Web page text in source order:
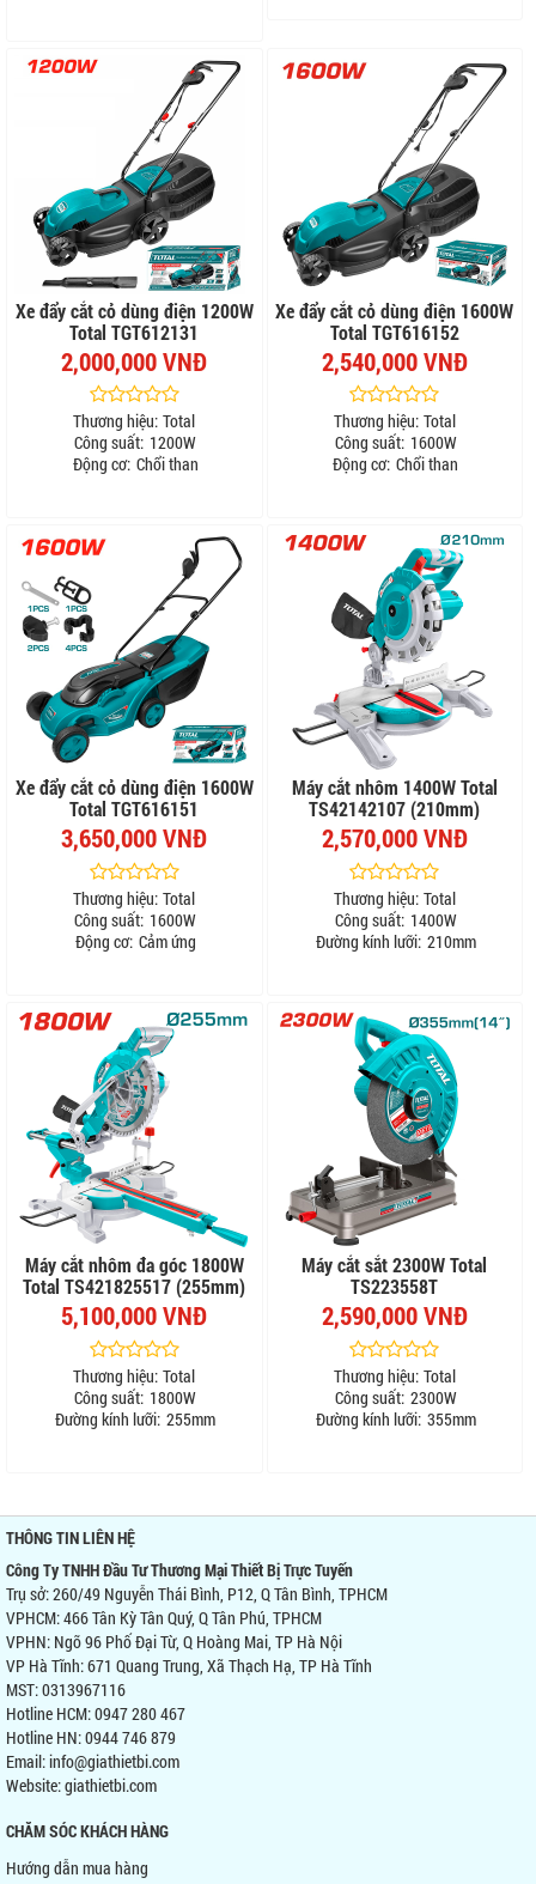
Xe đẩy cắt cỏ dùng điện 1200W
Total TGT612131
2,000,000 VNĐ
Thương hiệu: Total
Công suất: 1200W
Động cơ: Chổi than
Xe đẩy cắt cỏ dùng điện 1600W
Total TGT616152
2,540,000 VNĐ
Thương hiệu: Total
Công suất: 1600W
Động cơ: Chổi than
Xe đẩy cắt cỏ dùng điện 1600W
Total TGT616151
3,650,000 VNĐ
Thương hiệu: Total
Công suất: 1600W
Động cơ: Cảm ứng
Máy cắt nhôm 1400W Total
TS42142107 (210mm)
2,570,000 VNĐ
Thương hiệu: Total
Công suất: 1400W
Đường kính lưỡi: 210mm
Máy cắt nhôm đa góc 1800W
Total TS421825517 (255mm)
5,100,000 VNĐ
Thương hiệu: Total
Công suất: 1800W
Đường kính lưỡi: 255mm
Máy cắt sắt 2300W Total
TS223558T
2,590,000 VNĐ
Thương hiệu: Total
Công suất: 2300W
Đường kính lưỡi: 355mm
THÔNG TIN LIÊN HỆ
Công Ty TNHH Đầu Tư Thương Mại Thiết Bị Trực Tuyến
Trụ sở: 260/49 Nguyễn Thái Bình, P12, Q Tân Bình, TPHCM
VPHCM: 466 Tân Kỳ Tân Quý, Q Tân Phú, TPHCM
VPHN: Ngõ 96 Phố Đại Từ, Q Hoàng Mai, TP Hà Nội
VP Hà Tĩnh: 671 Quang Trung, Xã Thạch Hạ, TP Hà Tĩnh
MST: 0313967116
Hotline HCM: 0947 280 467
Hotline HN: 0944 746 879
Email: info@giathietbi.com
Website:giathietbi.com
CHĂM SÓC KHÁCH HÀNG
Hướng dẫn mua hàng